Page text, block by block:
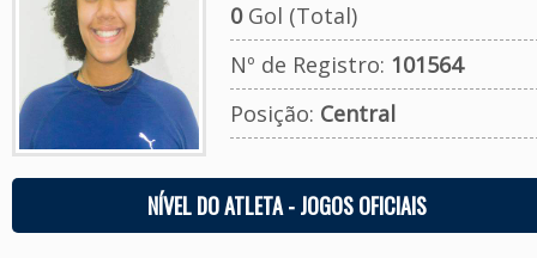
0Gol (Total)
Nº de Registro: 101564
Posição: Central
NÍVEL DO ATLETA - JOGOS OFICIAIS